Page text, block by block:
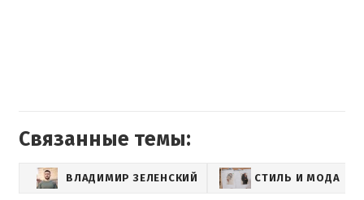
Связанные темы:
ВЛАДИМИР ЗЕЛЕНСКИЙ СТИЛЬ И МОДА